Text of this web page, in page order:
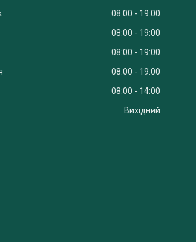
08:00
19:00
08:00
19:00
08:00
19:00
08:00
19:00
08:00
14:00
Вихідний